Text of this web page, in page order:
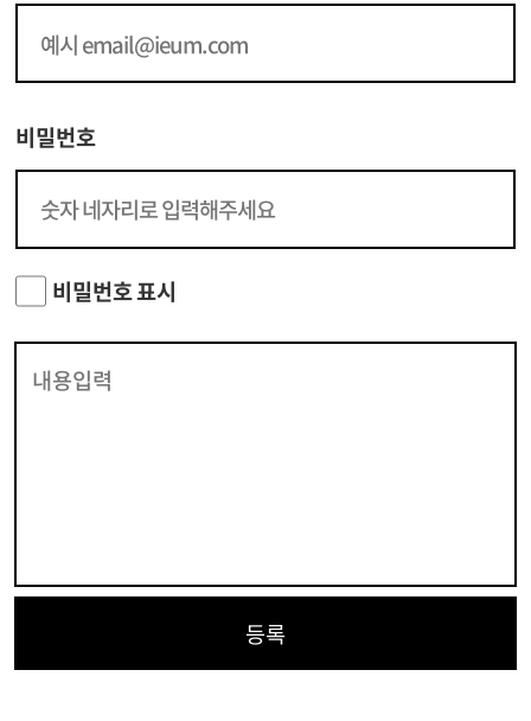
비밀번호
비밀번호 표시
등록